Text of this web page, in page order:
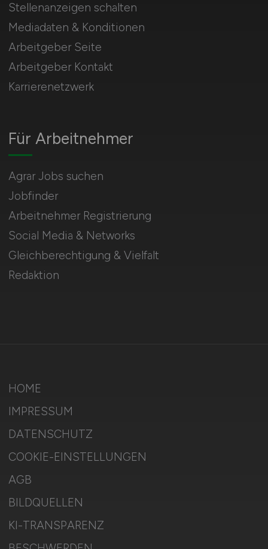
Für Arbeitnehmer
Agrar Jobs suchen
Jobfinder
Arbeitnehmer Registrierung
Social Media & Networks
Gleichberechtigung & Vielfalt
Redaktion
Stellenanzeigen schalten
Mediadaten & Konditionen
Arbeitgeber Seite
Arbeitgeber Kontakt
Karrierenetzwerk
HOME
IMPRESSUM
DATENSCHUTZ
COOKIE-EINSTELLUNGEN
AGB
BILDQUELLEN
KI-TRANSPARENZ